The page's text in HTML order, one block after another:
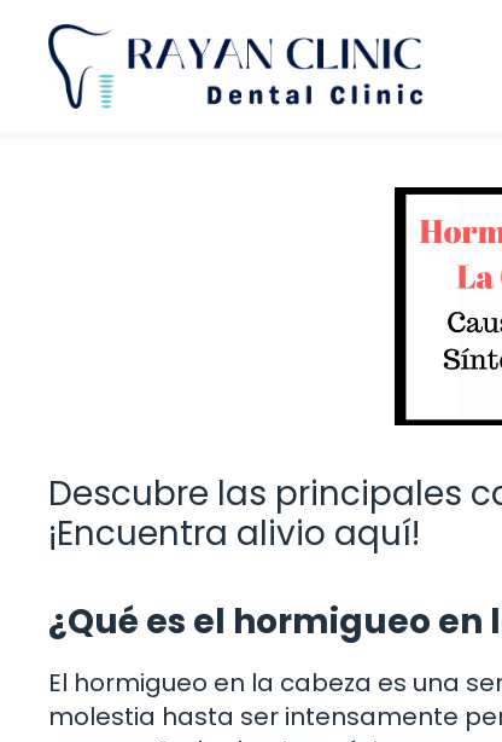
Saltar
contenido
Descubre las principales
¡Encuentra alivio aquí!
¿Qué es el hormigueo
El hormigueo en la cabeza es una
molestia hasta ser intensamente